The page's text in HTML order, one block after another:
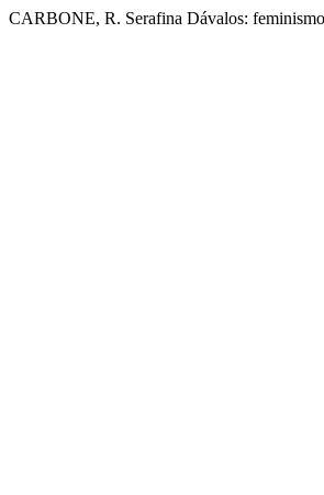
CARBONE, R. Serafina Dávalos: